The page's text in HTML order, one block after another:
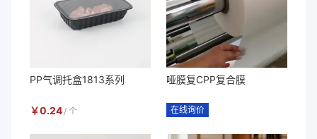
PP气调托盒1813系列
￥0.24 / 个
哑膜复CPP复合膜
在线询价